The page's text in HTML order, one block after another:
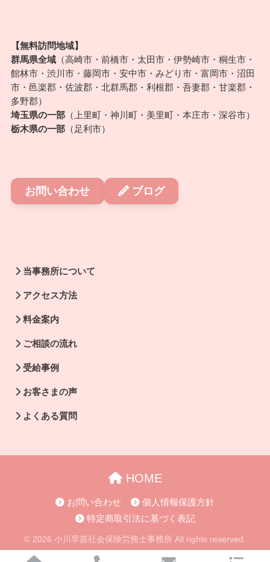
【無料訪問地域】
群馬県全域（高崎市・前橋市・太田市・伊勢崎市・桐生市・
館林市・渋川市・藤岡市・安中市・みどり市・富岡市・沼田
市・邑楽郡・佐波郡・北群馬郡・利根郡・吾妻郡・甘楽郡・
多野郡）
埼玉県の一部（上里町・神川町・美里町・本庄市・深谷市）
栃木県の一部（足利市）
お問い合わせ ブログ
当事務所について
アクセス方法
料金案内
ご相談の流れ
受給事例
お客さまの声
よくある質問
HOME
お問い合わせ
個人情報保護方針
特定商取引法に基づく表記
© 2026 小川早苗社会保険労務士事務所 All rights reserved.